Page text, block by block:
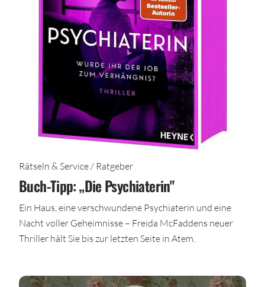
Rätseln & Service / Ratgeber
Buch-Tipp: „Die Psychiaterin"
Ein Haus, eine verschwundene Psychiaterin und eine
Nacht voller Geheimnisse – Freida McFaddens neuer
Thriller hält Sie bis zur letzten Seite in Atem.